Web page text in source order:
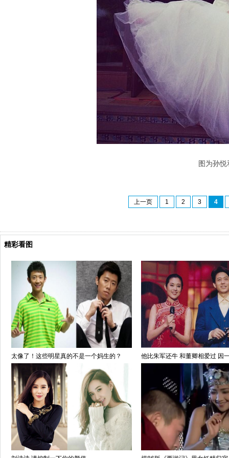
图为孙悦和
上一页 1 2 3 4
精彩看图
太像了！这些明星真的不是一个妈生的？ 他比朱军还牛 和董卿相爱过 因